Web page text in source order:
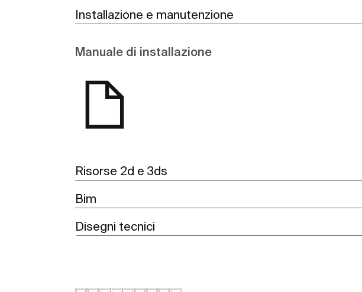
Installazione e manutenzione
Manuale di installazione
Risorse 2d e 3ds
Bim
Disegni tecnici